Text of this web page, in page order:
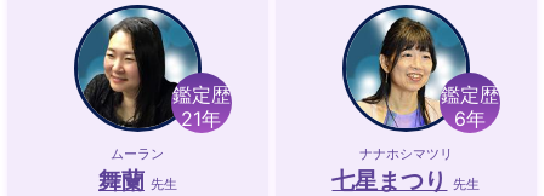
鑑定 キッパーカード 潜
在意識
鑑定歴
21年
ムーラン
舞蘭 先生
鑑定歴
6年
ナナホシマツリ
七星まつり 先生